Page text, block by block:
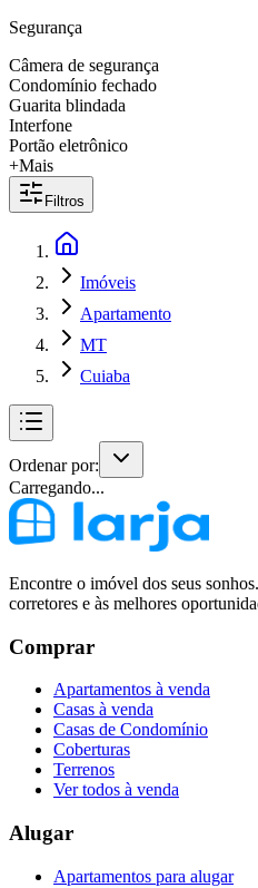
Segurança
Câmera de segurança
Condomínio fechado
Guarita blindada
Interfone
Portão eletrônico
+Mais
Filtros
Imóveis
Apartamento
MT
Cuiaba
Ordenar por:
Carregando...
Encontre o imóvel dos seus
corretores e às melhores
Comprar
Apartamentos à venda
Casas à venda
Casas de Condomínio
Coberturas
Terrenos
Ver todos à venda
Alugar
Apartamentos para alugar